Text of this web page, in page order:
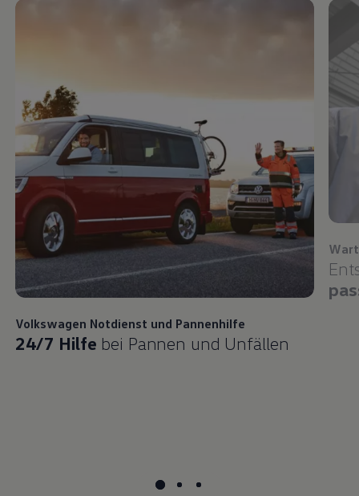
Volkswagen Notdienst und Pannenhilfe
24/7 Hilfe bei Pannen und Unfällen